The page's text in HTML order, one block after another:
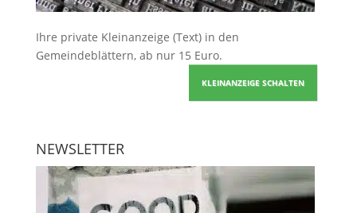
Ihre private Kleinanzeige (Text) in den
Gemeindeblättern, ab nur 15 Euro.
KLEINANZEIGE SCHALTEN
NEWSLETTER